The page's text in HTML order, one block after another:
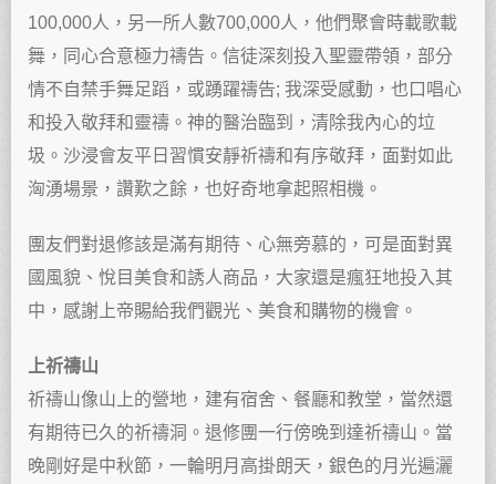
100,000人，另一所人數700,000人，他們聚會時載歌載
舞，同心合意極力禱告。信徒深刻投入聖靈帶領，部分
情不自禁手舞足蹈，或踴躍禱告; 我深受感動，也口唱心
和投入敬拜和靈禱。神的醫治臨到，清除我內心的垃
圾。沙浸會友平日習慣安靜祈禱和有序敬拜，面對如此
洶湧場景，讚歎之餘，也好奇地拿起照相機。
團友們對退修該是滿有期待、心無旁慕的，可是面對異
國風貌、悅目美食和誘人商品，大家還是瘋狂地投入其
中，感謝上帝賜給我們觀光、美食和購物的機會。
上祈禱山
祈禱山像山上的營地，建有宿舍、餐廳和教堂，當然還
有期待已久的祈禱洞。退修團一行傍晚到達祈禱山。當
晚剛好是中秋節，一輪明月高掛朗天，銀色的月光遍灑